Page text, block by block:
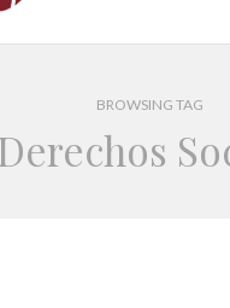
BROWSING TAG